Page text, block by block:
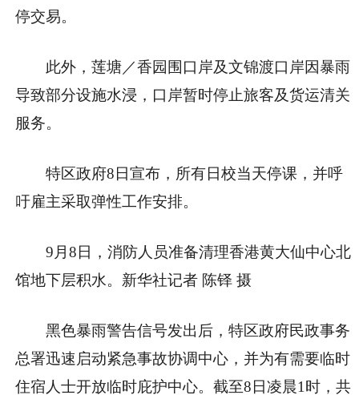
停交易。
此外，莲塘／香园围口岸及文锦渡口岸因暴雨
导致部分设施水浸，口岸暂时停止旅客及货运清关
服务。
特区政府8日宣布，所有日校当天停课，并呼
吁雇主采取弹性工作安排。
9月8日，消防人员准备清理香港黄大仙中心北
馆地下层积水。新华社记者 陈铎 摄
黑色暴雨警告信号发出后，特区政府民政事务
总署迅速启动紧急事故协调中心，并为有需要临时
住宿人士开放临时庇护中心。截至8日凌晨1时，共